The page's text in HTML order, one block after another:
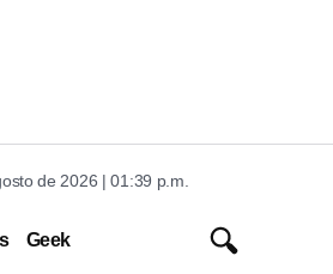
de 2026 | 01:39 p.m.
Geek